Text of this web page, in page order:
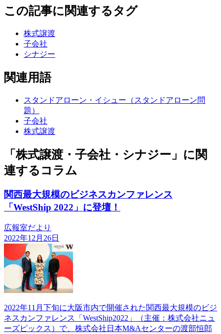
この記事に関連するタグ
株式譲渡
子会社
シナジー
関連用語
スタンドアローン・イシュー（スタンドアローン問
題）
子会社
株式譲渡
「株式譲渡・子会社・シナジー」に関
連するコラム
関西最大規模のビジネスカンファレンス
「WestShip 2022」に登壇！
広報室だより
2022年12月26日
2022年11月下旬に大阪市内で開催された関西最大規模のビジ
ネスカンファレンス「WestShip2022」（主催：株式会社ニュ
ーズピックス）で、株式会社日本M&Aセンターの渡部恒郎